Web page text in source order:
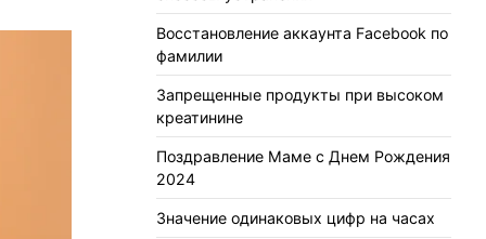
Восстановление аккаунта Facebook по
фамилии
Запрещенные продукты при высоком
креатинине
Поздравление Маме с Днем Рождения
2024
Значение одинаковых цифр на часах